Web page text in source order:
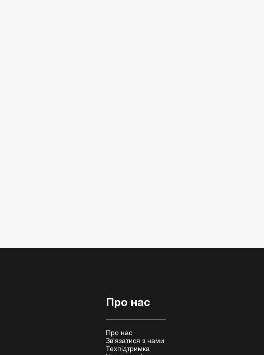
Про нас
Про нас
Зв'язатися з нами
Техпідтримка